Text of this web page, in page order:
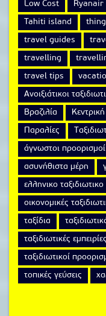
Low Cost
Ryanair
Tahiti island
travel guides
travelling
travel tips
Ανοιξιάτικοι
Βραζιλία
Παραλίες
άγνωστοι προορισμοί
ασυνήθιστα μέρη
ελληνικο
οικονομικές
ταξίδια
ταξιδιωτικές εμπειρίες
ταξιδιωτικοί
τοπικές γεύσεις